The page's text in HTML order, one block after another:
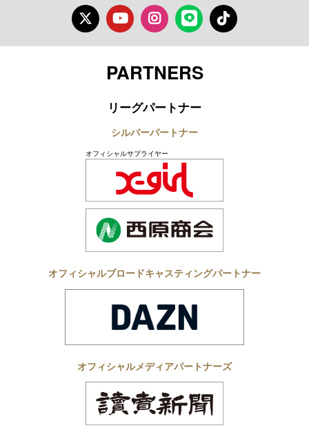
TwitterYoutubeInstagram
LINE TikTok
PARTNERS
リーグパートナー
シルバーパートナー
オフィシャルサプライヤー
オフィシャルブロードキャスティングパートナー
オフィシャルメディアパートナーズ